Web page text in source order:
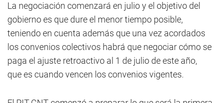
La negociación comenzará en julio y el objetivo del
gobierno es que dure el menor tiempo posible,
teniendo en cuenta además que una vez acordados
los convenios colectivos habrá que negociar cómo se
paga el ajuste retroactivo al 1 de julio de este año,
que es cuando vencen los convenios vigentes.